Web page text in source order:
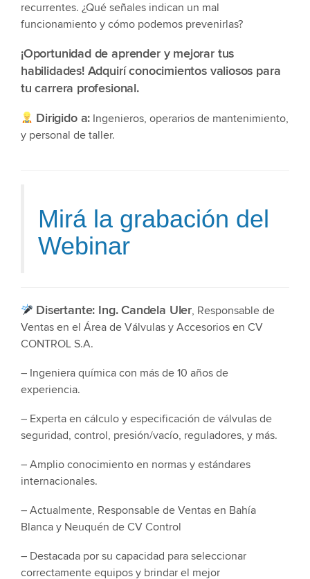
recurrentes. ¿Qué señales indican un mal
funcionamiento y cómo podemos prevenirlas?
¡Oportunidad de aprender y mejorar tus
habilidades! Adquirí conocimientos valiosos para
tu carrera profesional.
Dirigido a: Ingenieros, operarios de mantenimiento,
y personal de taller.
Mirá la grabación del
Webinar
Disertante: Ing. Candela Uler , Responsable de
Ventas en el Área de Válvulas y Accesorios en CV
CONTROL S.A.
– Ingeniera química con más de 10 años de
experiencia.
– Experta en cálculo y especificación de válvulas de
seguridad, control, presión/vacío, reguladores, y más.
– Amplio conocimiento en normas y estándares
internacionales.
– Actualmente, Responsable de Ventas en Bahía
Blanca y Neuquén de CV Control
– Destacada por su capacidad para seleccionar
correctamente equipos y brindar el mejor